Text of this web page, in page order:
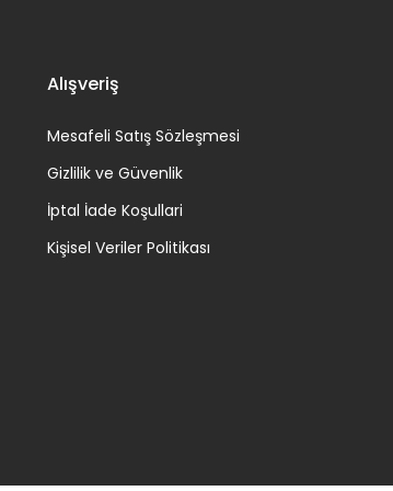
Alışveriş
Mesafeli Satış Sözleşmesi
Gizlilik ve Güvenlik
İptal İade Koşullari
Kişisel Veriler Politikası